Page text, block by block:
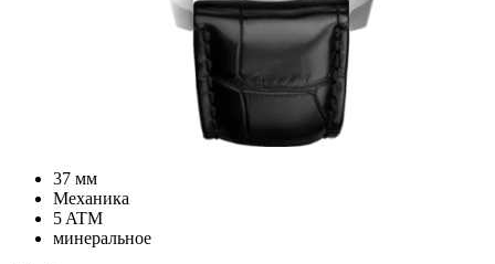
37 мм
Механика
5 ATM
минеральное